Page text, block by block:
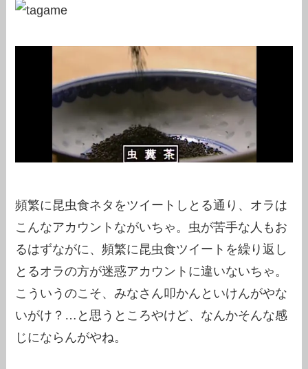
頻繁に昆虫食ネタをツイートしとる通り、オラは
こんなアカウントながいちゃ。虫が苦手な人もお
るはずながに、頻繁に昆虫食ツイートを繰り返し
とるオラの方が迷惑アカウントに違いないちゃ。
こういうのこそ、みなさん叩かんといけんがやな
いがけ？…と思うところやけど、なんかそんな感
じにならんがやね。